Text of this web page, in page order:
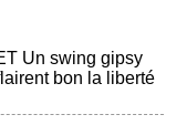
Un swing gipsy
bon la liberté